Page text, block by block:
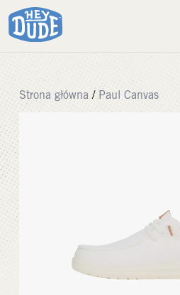
Strona główna / Paul Canvas